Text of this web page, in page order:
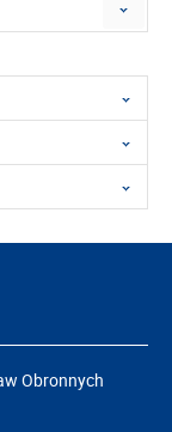
Obronnych